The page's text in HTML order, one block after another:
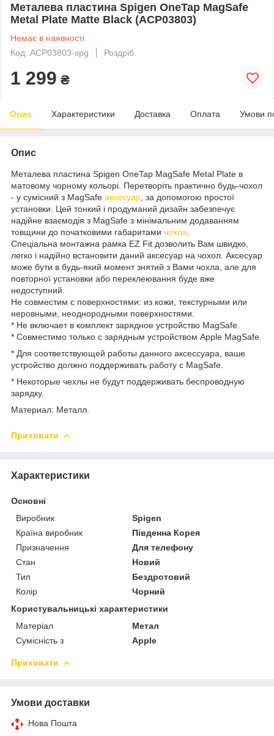
Металева пластина Spigen OneTap MagSafe
Metal Plate Matte Black (ACP03803)
Немає в наявності
Код: ACP03803-spg
Роздріб
1 299 ₴
Опис Характеристики Доставка Оплата Умови
Опис
Металева пластина Spigen OneTap MagSafe Metal Plate в
матовому чорному кольорі. Перетворіть практично будь-чохол
- у сумісний з MagSafe аксесуар , за допомогою простої
установки. Цей тонкий і продуманий дизайн забезпечує
надійне взаємодія з MagSafe з мінімальним додаванням
товщини до початковими габаритами чохла
Спеціальна монтажна рамка EZ Fit дозволить Вам швидко,
легко і надійно встановити даний аксесуар на чохол. Аксесуар
може бути в будь-який момент знятий з Вами чохла, але для
повторної установки або переклеювання буде вже
недоступний.
Не совместим с поверхностями: из кожи, текстурными или
неровными, неоднородными поверхностями.
* Не включает в комплект зарядное устройство MagSafe.
* Совместимо только с зарядным устройством Apple MagSafe.
* Для соответствующей работы данного аксессуара, ваше
устройство должно поддерживать работу с MagSafe.
* Некоторые чехлы не будут поддерживать беспроводную
зарядку.
Материал: Металл.
Приховати
Характеристики
Основні
Виробник
Spigen
Країна виробник
Південна Корея
Призначення
Для телефону
Стан
Новий
Тип
Бездротовий
Колір
Чорний
Користувальницькі характеристики
Матеріал
Метал
Сумісність з
Apple
Приховати
Умови доставки
Нова Пошта